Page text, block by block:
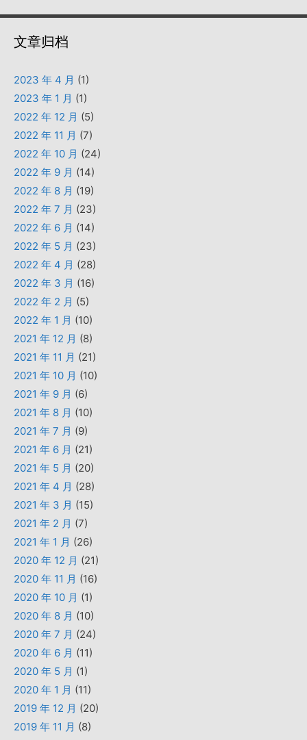
文章归档
2023 年 4 月 (1)
2023 年 1 月 (1)
2022 年 12 月 (5)
2022 年 11 月 (7)
2022 年 10 月 (24)
2022 年 9 月 (14)
2022 年 8 月 (19)
2022 年 7 月 (23)
2022 年 6 月 (14)
2022 年 5 月 (23)
2022 年 4 月 (28)
2022 年 3 月 (16)
2022 年 2 月 (5)
2022 年 1 月 (10)
2021 年 12 月 (8)
2021 年 11 月 (21)
2021 年 10 月 (10)
2021 年 9 月 (6)
2021 年 8 月 (10)
2021 年 7 月 (9)
2021 年 6 月 (21)
2021 年 5 月 (20)
2021 年 4 月 (28)
2021 年 3 月 (15)
2021 年 2 月 (7)
2021 年 1 月 (26)
2020 年 12 月 (21)
2020 年 11 月 (16)
2020 年 10 月 (1)
2020 年 8 月 (10)
2020 年 7 月 (24)
2020 年 6 月 (11)
2020 年 5 月 (1)
2020 年 1 月 (11)
2019 年 12 月 (20)
2019 年 11 月 (8)